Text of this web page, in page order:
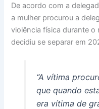
De acordo com a
a mulher procurou a
violência física durante
decidiu se separar em
“A vítima
que quando
era vítima de